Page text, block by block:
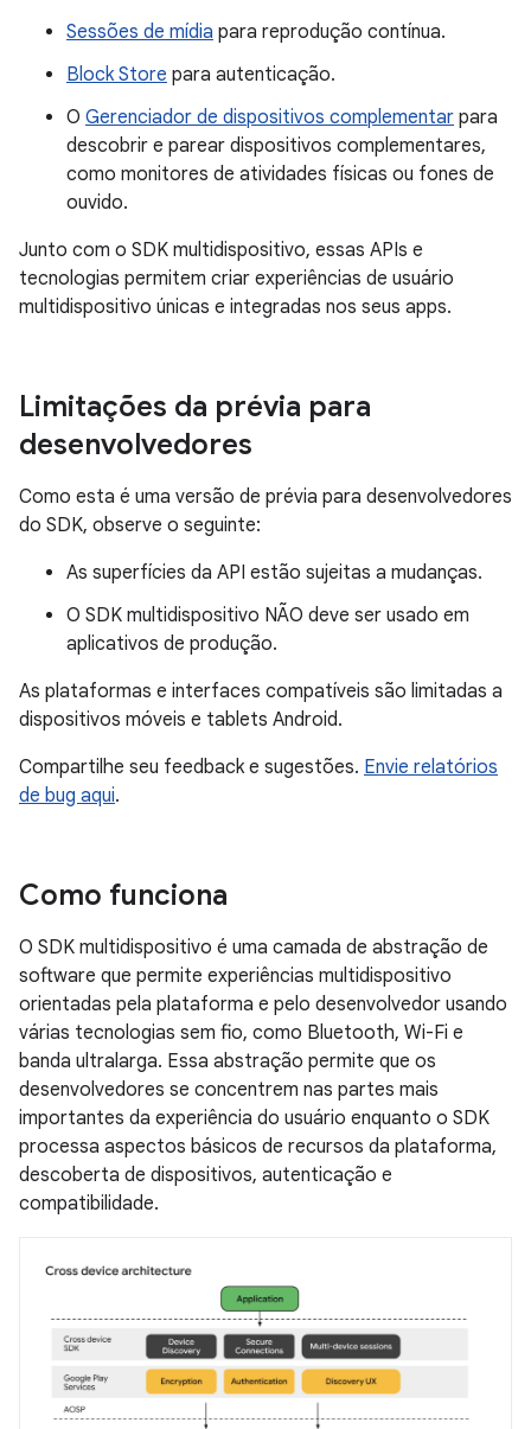
Sessões de mídia para reprodução contínua.
Block Store para autenticação.
O Gerenciador de dispositivos complementar para
descobrir e parear dispositivos complementares,
como monitores de atividades físicas ou fones de
ouvido.
Junto com o SDK multidispositivo, essas APIs e
tecnologias permitem criar experiências de usuário
multidispositivo únicas e integradas nos seus apps.
Limitações da prévia para
desenvolvedores
Como esta é uma versão de prévia para desenvolvedores
do SDK, observe o seguinte:
As superfícies da API estão sujeitas a mudanças.
O SDK multidispositivo NÃO deve ser usado em
aplicativos de produção.
As plataformas e interfaces compatíveis são limitadas a
dispositivos móveis e tablets Android.
Compartilhe seu feedback e sugestões. Envie relatórios
de bug aqui.
Como funciona
O SDK multidispositivo é uma camada de abstração de
software que permite experiências multidispositivo
orientadas pela plataforma e pelo desenvolvedor usando
várias tecnologias sem fio, como Bluetooth, Wi-Fi e
banda ultralarga. Essa abstração permite que os
desenvolvedores se concentrem nas partes mais
importantes da experiência do usuário enquanto o SDK
processa aspectos básicos de recursos da plataforma,
descoberta de dispositivos, autenticação e
compatibilidade.